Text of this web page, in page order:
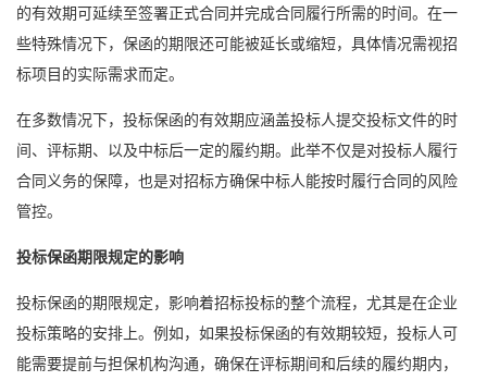
的有效期可延续至签署正式合同并完成合同履行所需的时间。在一
些特殊情况下，保函的期限还可能被延长或缩短，具体情况需视招
标项目的实际需求而定。
在多数情况下，投标保函的有效期应涵盖投标人提交投标文件的时
间、评标期、以及中标后一定的履约期。此举不仅是对投标人履行
合同义务的保障，也是对招标方确保中标人能按时履行合同的风险
管控。
投标保函期限规定的影响
投标保函的期限规定，影响着招标投标的整个流程，尤其是在企业
投标策略的安排上。例如，如果投标保函的有效期较短，投标人可
能需要提前与担保机构沟通，确保在评标期间和后续的履约期内，